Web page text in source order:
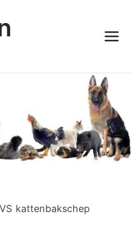
kattenbakschep